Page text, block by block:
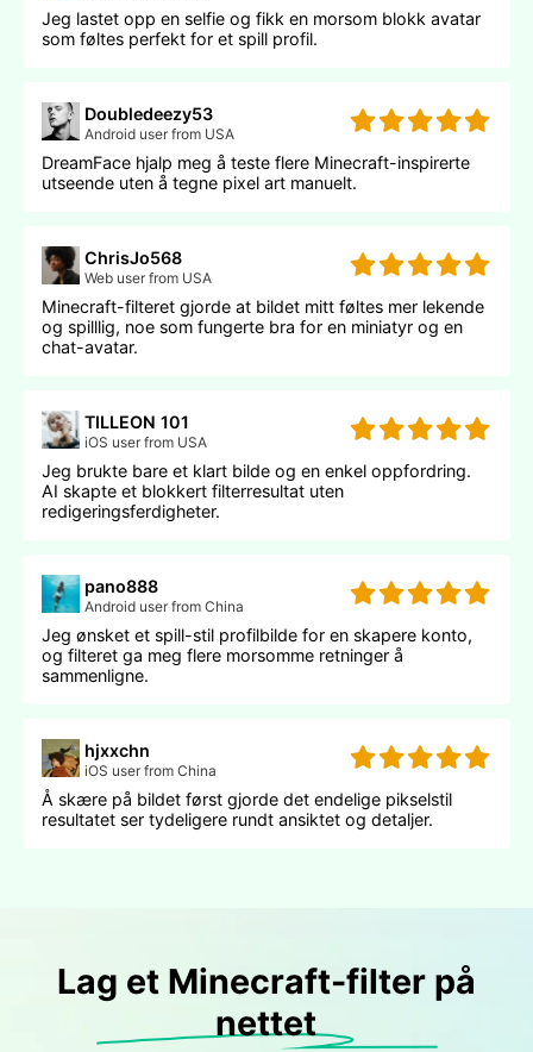
Jeg lastet opp en selfie og fikk en morsom blokk avatar
som føltes perfekt for et spill profil.
Doubledeezy53
Android user from USA
DreamFace hjalp meg å teste flere Minecraft-inspirerte
utseende uten å tegne pixel art manuelt.
ChrisJo568
Web user from USA
Minecraft-filteret gjorde at bildet mitt føltes mer lekende
og spilllig, noe som fungerte bra for en miniatyr og en
chat-avatar.
TILLEON 101
iOS user from USA
Jeg brukte bare et klart bilde og en enkel oppfordring.
AI skapte et blokkert filterresultat uten
redigeringsferdigheter.
pano888
Android user from China
Jeg ønsket et spill-stil profilbilde for en skapere konto,
og filteret ga meg flere morsomme retninger å
sammenligne.
hjxxchn
iOS user from China
Å skære på bildet først gjorde det endelige pikselstil
resultatet ser tydeligere rundt ansiktet og detaljer.
Lag et Minecraft-filter på
nettet